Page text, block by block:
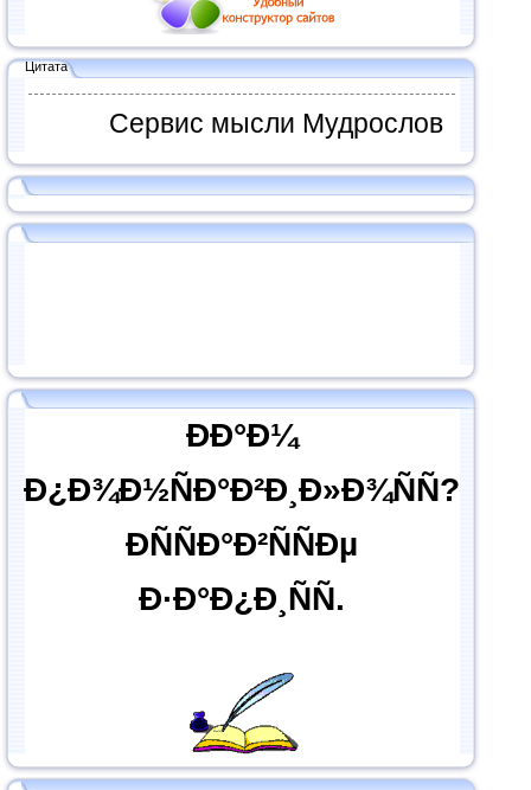
Цитата
Сервис мысли Мудрослов
ÐÐ°Ð¼
Ð¿Ð¾Ð½ÑÐ°Ð²Ð¸Ð»Ð¾ÑÑ?
ÐÑÑÐ°Ð²ÑÑÐµ
Ð·Ð°Ð¿Ð¸ÑÑ.